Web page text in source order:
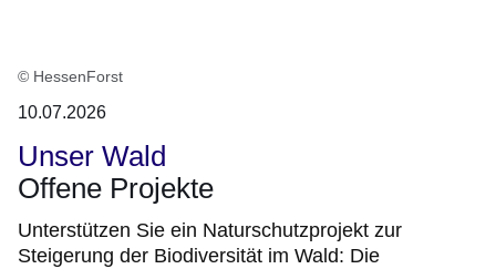
© HessenForst
10.07.2026
Unser Wald
Offene Projekte
Unterstützen Sie ein Naturschutzprojekt zur
Steigerung der Biodiversität im Wald: Die